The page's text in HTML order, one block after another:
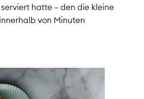
hatte – den die kleine
von Minuten